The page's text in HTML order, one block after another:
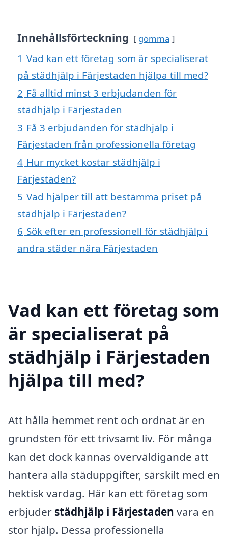
Innehållsförteckning gömma
1 Vad kan ett företag som är specialiserat
på städhjälp i Färjestaden hjälpa till med?
2 Få alltid minst 3 erbjudanden för
städhjälp i Färjestaden
3 Få 3 erbjudanden för städhjälp i
Färjestaden från professionella företag
4 Hur mycket kostar städhjälp i
Färjestaden?
5 Vad hjälper till att bestämma priset på
städhjälp i Färjestaden?
6 Sök efter en professionell för städhjälp i
andra städer nära Färjestaden
Vad kan ett företag som
är specialiserat på
städhjälp i Färjestaden
hjälpa till med?
Att hålla hemmet rent och ordnat är en
grundsten för ett trivsamt liv. För många
kan det dock kännas överväldigande att
hantera alla städuppgifter, särskilt med en
hektisk vardag. Här kan ett företag som
erbjuder städhjälp i Färjestaden vara en
stor hjälp. Dessa professionella